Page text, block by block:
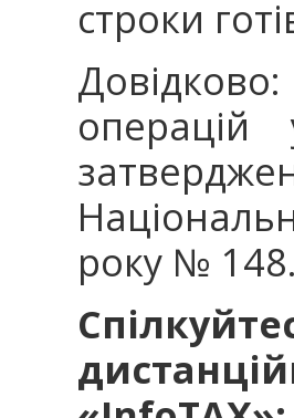
строки
операцій
року № 148.